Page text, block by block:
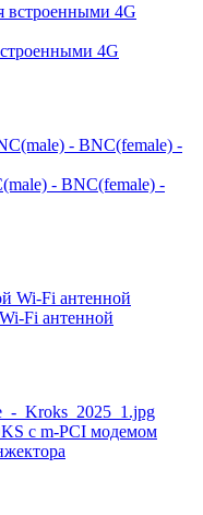
4G
- BNC(female) -
Fi антенной
с m-PCI модемом